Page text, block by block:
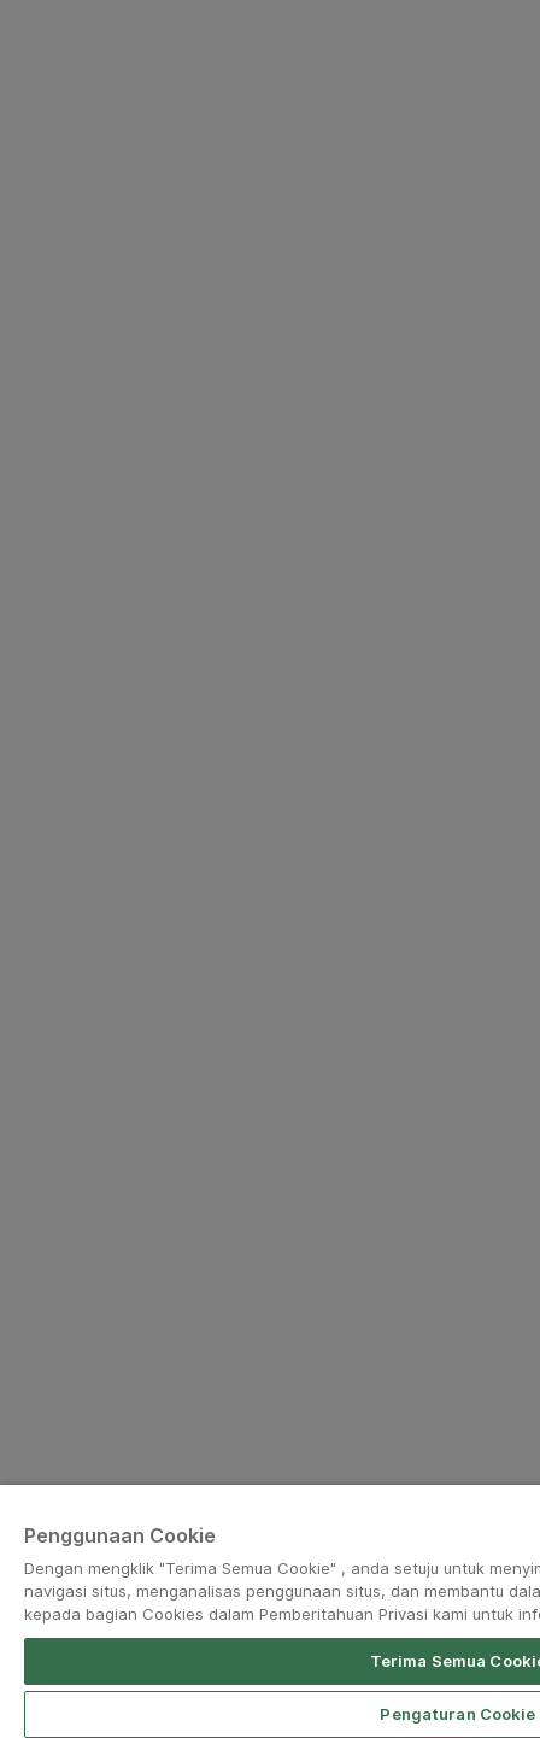
Penggunaan Cookie
Dengan mengklik "Terima Semua Cookie" , anda setuju untuk
navigasi situs, menganalisas penggunaan situs, dan membantu
kepada bagian Cookies dalam Pemberitahuan Privasi kami untuk
Terima Semua
Pengaturan Cookie